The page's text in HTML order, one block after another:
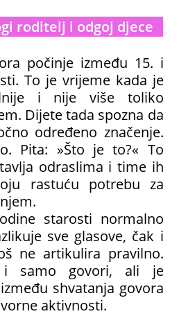
roditelj i odgoj djece
počinje između 15. i
To je vrijeme kada je
i nije više toliko
Dijete tada spozna da
određeno značenje.
Pita: »Što je to?« To
odraslima i time ih
rastuću potrebu za
starosti normalno
sve glasove, čak i
ne artikulira pravilno.
i samo govori, ali je
shvatanja govora
aktivnosti.